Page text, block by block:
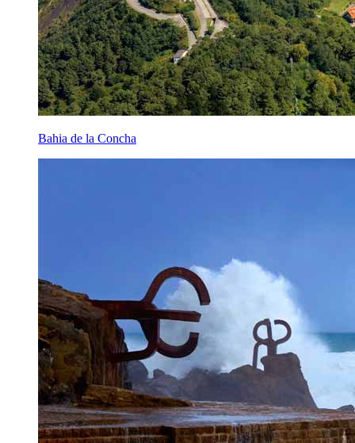
Bahia de la Concha